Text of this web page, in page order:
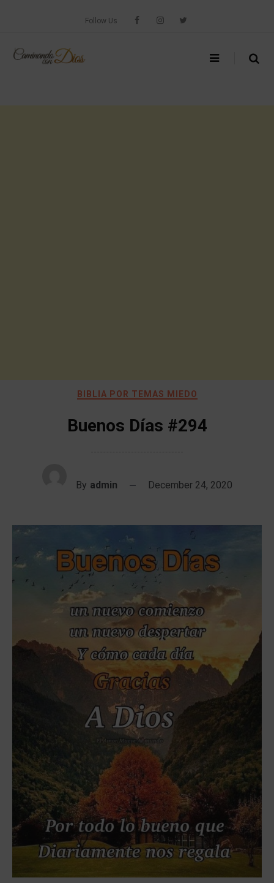
Follow Us
BIBLIA POR TEMAS MIEDO
Buenos Días #294
By admin December 24, 2020